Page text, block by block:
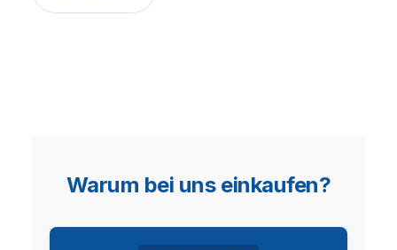
Warum bei uns einkaufen?